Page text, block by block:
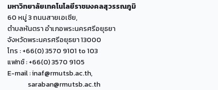
มหาวิทยาลัยเทคโนโลยีราชมงคลสุวรรณภูมิ
60 หมู่ 3 ถนนสายเอเซีย,
ตำบลหันตรา อำเภอพระนครศรีอยุธยา
จังหวัดพระนครศรีอยุธยา 13000
โทร : +66(0) 3570 9101 to 103
แฟกซ์ : +66(0) 3570 9105
E-mail : inaf@rmutsb.ac.th,
saraban@rmutsb.ac.th